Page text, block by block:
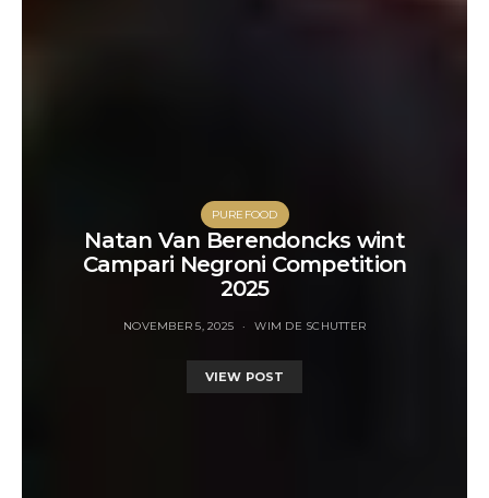
PUREFOOD
Natan Van Berendoncks wint
Campari Negroni Competition
2025
NOVEMBER 5, 2025 WIM DE SCHUTTER
VIEW POST